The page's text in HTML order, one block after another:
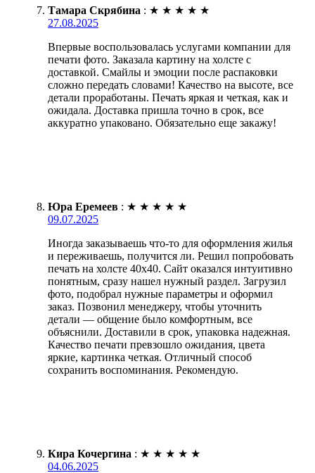
Тамара Скрябина : ★ ★ ★ ★ ★
27.08.2025
Впервые воспользовалась услугами компании для
печати фото. Заказала картину на холсте с
доставкой. Смайлы и эмоции после распаковки
сложно передать словами! Качество на высоте, все
детали проработаны. Печать яркая и четкая, как и
ожидала. Доставка пришла точно в срок, все
аккуратно упаковано. Обязательно еще закажу!
Юра Еремеев : ★ ★ ★ ★ ★
09.07.2025
Иногда заказываешь что-то для оформления жилья
и переживаешь, получится ли. Решил попробовать
печать на холсте 40х40. Сайт оказался интуитивно
понятным, сразу нашел нужный раздел. Загрузил
фото, подобрал нужные параметры и оформил
заказ. Позвонил менеджеру, чтобы уточнить
детали — общение было комфортным, все
объяснили. Доставили в срок, упаковка надежная.
Качество печати превзошло ожидания, цвета
яркие, картинка четкая. Отличный способ
сохранить воспоминания. Рекомендую.
Кира Кочергина : ★ ★ ★ ★ ★
04.06.2025